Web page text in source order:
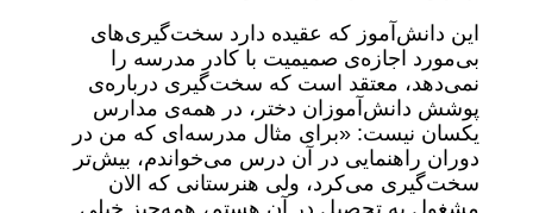
این دانش‌آموز که عقیده دارد سخت‌گیری‌های
بی‌مورد اجازه‌ی صمیمیت با کادر مدرسه را
نمی‌دهد، معتقد است که سخت‌گیری درباره‌ی
پوشش دانش‌آموزان دختر، در همه‌ی مدارس
یکسان نیست: «برای مثال مدرسه‌ای که من در
دوران راهنمایی در آن درس می‌خواندم، بیش‌تر
سخت‌گیری می‌کرد، ولی هنرستانی که الان
مشغول به تحصیل در آن هستم، همه‌چیز خیلی